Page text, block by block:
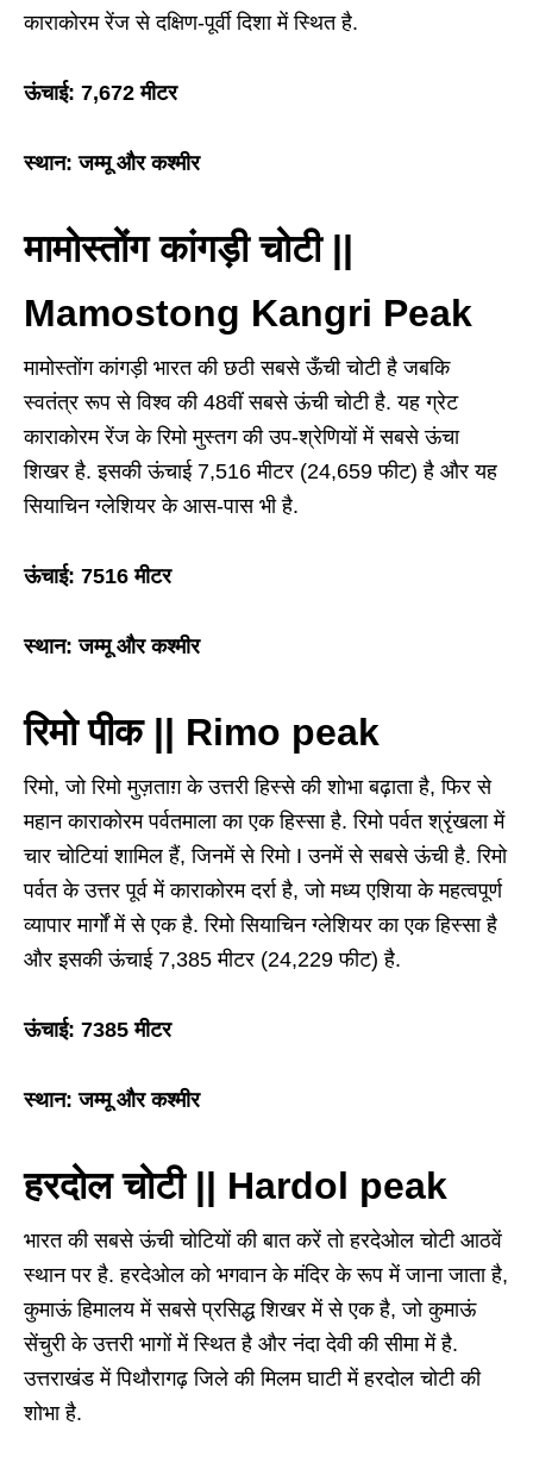
काराकोरम रेंज से दक्षिण-पूर्वी दिशा में स्थित है.
ऊंचाई: 7,672 मीटर
स्थान: जम्मू और कश्मीर
मामोस्तोंग कांगड़ी चोटी ||
Mamostong Kangri Peak
मामोस्तोंग कांगड़ी भारत की छठी सबसे ऊँची चोटी है जबकि
स्वतंत्र रूप से विश्व की 48वीं सबसे ऊंची चोटी है. यह ग्रेट
काराकोरम रेंज के रिमो मुस्तग की उप-श्रेणियों में सबसे ऊंचा
शिखर है. इसकी ऊंचाई 7,516 मीटर (24,659 फीट) है और यह
सियाचिन ग्लेशियर के आस-पास भी है.
ऊंचाई: 7516 मीटर
स्थान: जम्मू और कश्मीर
रिमो पीक || Rimo peak
रिमो, जो रिमो मुज़ताग़ के उत्तरी हिस्से की शोभा बढ़ाता है, फिर से
महान काराकोरम पर्वतमाला का एक हिस्सा है. रिमो पर्वत श्रृंखला में
चार चोटियां शामिल हैं, जिनमें से रिमो I उनमें से सबसे ऊंची है. रिमो
पर्वत के उत्तर पूर्व में काराकोरम दर्रा है, जो मध्य एशिया के महत्वपूर्ण
व्यापार मार्गों में से एक है. रिमो सियाचिन ग्लेशियर का एक हिस्सा है
और इसकी ऊंचाई 7,385 मीटर (24,229 फीट) है.
ऊंचाई: 7385 मीटर
स्थान: जम्मू और कश्मीर
हरदोल चोटी || Hardol peak
भारत की सबसे ऊंची चोटियों की बात करें तो हरदेओल चोटी आठवें
स्थान पर है. हरदेओल को भगवान के मंदिर के रूप में जाना जाता है,
कुमाऊं हिमालय में सबसे प्रसिद्ध शिखर में से एक है, जो कुमाऊं
सेंचुरी के उत्तरी भागों में स्थित है और नंदा देवी की सीमा में है.
उत्तराखंड में पिथौरागढ़ जिले की मिलम घाटी में हरदोल चोटी की
शोभा है.